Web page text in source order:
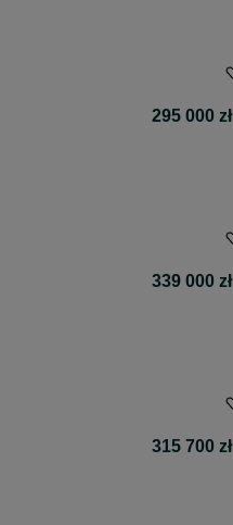
295 000 zł
339 000 zł
315 700 zł